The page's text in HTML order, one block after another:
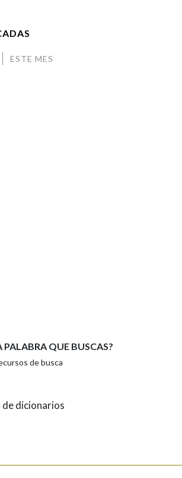
normativa vixente en materia de
de Carácter Persoal, a Real Academia
usuarios que faciliten o seu correo
calquera outra información de carácter
datos serán obxecto de tratamento
confidencial e incorporados aos seus
Así mesmo, os usuarios poderán exercer o
rectificación, oposición e cancelación dos
en contacto connosco.
as condicións da política de
que aparece na imaxe:
ESTE MES
PALABRA QUE BUSCAS?
de busca
dicionarios